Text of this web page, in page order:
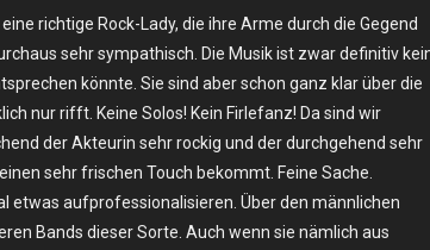
richtige Rock-Lady, die ihre Arme durch die Gegend
sehr sympathisch. Die Musik ist zwar definitiv
könnte. Sie sind aber schon ganz klar über die
nur rifft. Keine Solos! Kein Firlefanz! Da sind wir
der Akteurin sehr rockig und der durchgehend sehr
sehr frischen Touch bekommt. Feine Sache.
etwas aufprofessionalisieren. Über den männlichen
Bands dieser Sorte. Auch wenn sie nämlich aus